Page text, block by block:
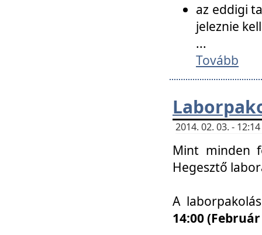
az eddigi
jeleznie
...
Tovább
2014. 02. 03. -
Mint minden
Hegesztő
A
14:00